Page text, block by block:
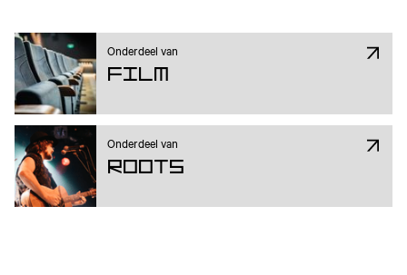
Onderdeel van
Film
Onderdeel van
ROOTS